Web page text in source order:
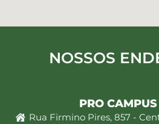
NOSSOS
PRO
Rua Firmino Pires, 857 -